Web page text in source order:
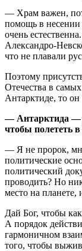
— Храм важен,
помощь в несении
очень
Александро-
что не плавали
Поэтому
Отечества в
Антарктиде, то
— Антарктида —
чтобы полететь
— Я не пророк,
политические
политический
проводить? Но
место на
Дай Бог, чтобы
А порядок
гармоничном
того, чтобы